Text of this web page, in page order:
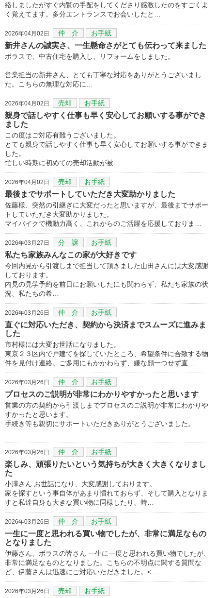
絡しましたがすぐ内覧の手配をしてくださり感激したのをすごくよ
く覚えてます。多分エントランスでお会いしたと…
2026年04月02日 仲 介 お手紙
新井さんの誠実さ、一生懸命さがとても伝わって来ました
ポラスで、中古住宅を購入し、リフォームをしました。
営業担当の新井さん、とても丁寧な対応をありがとうございまし
た。こちらの無理な対応に…
2026年04月02日 売却 お手紙
親身で話しやすく仕事も早く安心してお願いする事ができ
ました
この度はご対応有難うございました。
とても親身で話しやすく仕事も早く安心してお願いする事ができま
した。
忙しい時期に初めての売却活動が被…
2026年04月02日 売却 お手紙
最後までサポートしていただき大変助かりました
佐藤様、突然の引継ぎに大変だったと思いますが、最後までサポー
トしていただき大変助かりました。
マイバイクで機動力高く、これからのご活躍を応援しておりま…
2026年03月27日 分 譲 お手紙
私たち家族みんなこの家が大好きです
今回内見から引渡しまで担当して頂きました山田さんには大変感謝
しております。
内見の見学予約を前日にお願いしたにも関わらず、私たち家族の状
況、私たちの希…
2026年03月26日 仲 介 お手紙
直ぐに対応いただき、契約から決済までスムーズに進みま
した
市村様には大変お世話になりました。
東京２３区内で戸建てを探していたところ、希望条件に合致する物
件を見付け連絡。ご多用にもかかわらず、嫌な顔一つせず直…
2026年03月26日 仲 介 お手紙
プロセスのご説明が非常にわかりやすかったと思います
営業の方の契約から引渡しまでプロセスのご説明が非常にわかりや
すかったと思います。
手続き等も親切にサポートいただきありがとうございました。
2026年03月26日 仲 介 お手紙
楽しみ、頑張りたいという気持ちが大きく大きくなりまし
た
小澤さん お世話になり、大変感謝しております。
家を探すという事自体があまり慣れておらず、そして購入となりま
すと私達自身も大きな買い物に同様したり、時…
2026年03月26日 仲 介 お手紙
一生に一度と思われる買い物でしたが、非常に満足なもの
となりました
伊藤さん、ポラスの皆さん 一生に一度と思われる買い物でしたが、
非常に満足なものとなりました。こちらの不明点に関する質問な
ど、伊藤さんは迅速にご対応いただきました。<…
2026年03月26日 売却 お手紙